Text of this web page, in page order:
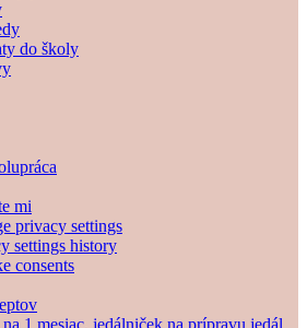
do školy
mi
privacy settings
settings history
consents
1 mesiac, jedálniček na prípravu jedál